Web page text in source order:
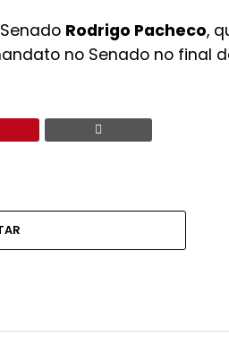
Rodrigo Pacheco,
no Senado no final